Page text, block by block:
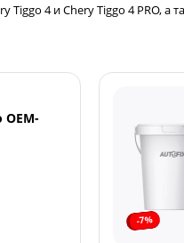
Tiggo 4 и Chery Tiggo 4 PRO,
-7%